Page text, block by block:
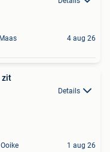
4 aug 26
zit
Details
1 aug 26